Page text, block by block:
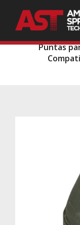
Puntas